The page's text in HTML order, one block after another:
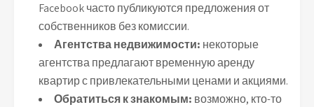
Facebook часто публикуются предложения от
собственников без комиссии.
Агентства недвижимости: некоторые
агентства предлагают временную аренду
квартир с привлекательными ценами и акциями.
Обратиться к знакомым: возможно, кто-то